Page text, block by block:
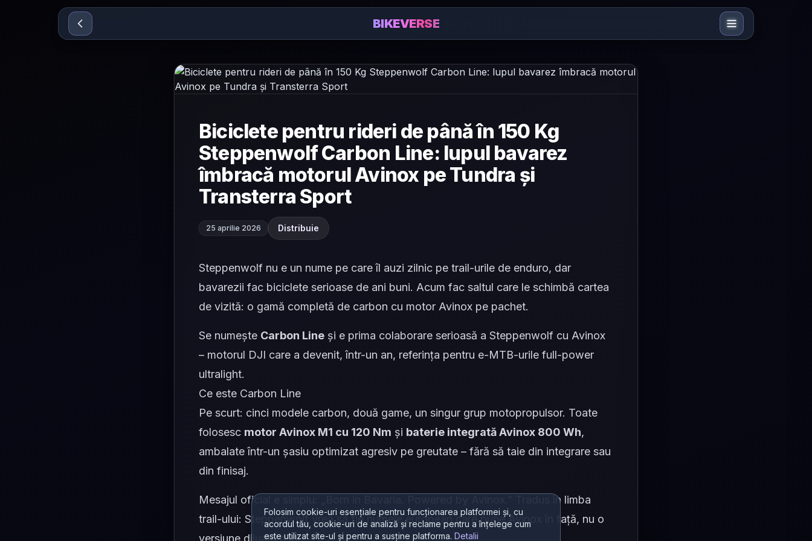
Sari la conținut
Folosim cookie-uri esențiale pentru funcționarea platformei și, cu
acordul tău, cookie-uri de analiză și reclame pentru a înțelege cum
este utilizat site-ul și pentru a susține platforma. Detalii
BIKEVERSE
Biciclete pentru rideri de până în 150 Kg
Steppenwolf Carbon Line: lupul bavarez
îmbracă motorul Avinox pe Tundra și
Transterra Sport
25 aprilie 2026 Distribuie
Steppenwolf nu e un nume pe care îl auzi zilnic pe trail-urile de enduro, dar
bavarezii fac biciclete serioase de ani buni. Acum fac saltul care le schimbă cartea
de vizită: o gamă completă de carbon cu motor Avinox pe pachet.
Se numește Carbon Line și e prima colaborare serioasă a Steppenwolf cu Avinox
– motorul DJI care a devenit, într-un an, referința pentru e-MTB-urile full-power
ultralight.
Ce este Carbon Line
Pe scurt: cinci modele carbon, două game, un singur grup motopropulsor. Toate
folosesc motor Avinox M1 cu 120 Nm și baterie integrată Avinox 800 Wh,
ambalate într-un șasiu optimizat agresiv pe greutate – fără să taie din integrare sau
din finisaj.
Mesajul oficial e simplu:
Tradus în limba
trail-ului: Steppenwolf vrea să fie numele european care pune Avinox în față, nu o
versiune diluată a lui.